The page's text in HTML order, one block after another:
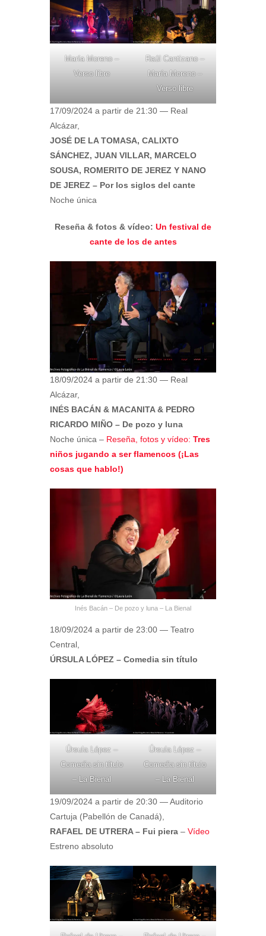
María Moreno –
Verso libre
Raúl Cantizano –
María Moreno –
Verso libre
17/09/2024 a partir de 21:30 — Real
Alcázar,
JOSÉ DE LA TOMASA, CALIXTO
SÁNCHEZ, JUAN VILLAR, MARCELO
SOUSA, ROMERITO DE JEREZ Y NANO
DE JEREZ – Por los siglos del cante
Noche única
Reseña & fotos & vídeo: Un festival de
cante de los de antes
18/09/2024 a partir de 21:30 — Real
Alcázar,
INÉS BACÁN & MACANITA & PEDRO
RICARDO MIÑO – De pozo y luna
Noche única – Reseña, fotos y vídeo: Tres
niños jugando a ser flamencos (¡Las
cosas que hablo!)
Inés Bacán – De pozo y luna – La Bienal
18/09/2024 a partir de 23:00 — Teatro
Central,
ÚRSULA LÓPEZ – Comedia sin título
Úrsula López –
Comedia sin título
– La Bienal
Úrsula López –
Comedia sin título
– La Bienal
19/09/2024 a partir de 20:30 — Auditorio
Cartuja (Pabellón de Canadá),
RAFAEL DE UTRERA – Fui piera – Vídeo
Estreno absoluto